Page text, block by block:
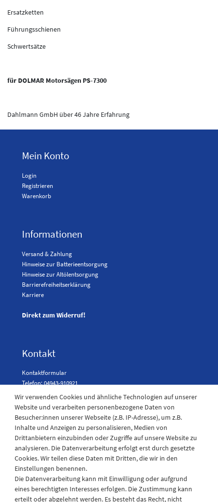
Ersatzketten
Führungsschienen
Schwertsätze
für DOLMAR Motorsägen PS-7300
Dahlmann GmbH über 46 Jahre Erfahrung
Mein Konto
Login
Registrieren
Warenkorb
Informationen
Versand & Zahlung
Hinweise zur Batterieentsorgung
Hinweise zur Altölentsorgung
Barrierefreiheitserklärung
Karriere
Direkt zum Widerruf!
Kontakt
Kontaktformular
Telefon: 04943-910921
Laden Öffnungszeiten
Montag - Freitag
08:30 - 12:30 und 13.00 - 17.30 Uhr
Samstags
08:30 bis 12:30 Uhr
Wir verwenden Cookies und ähnliche Technologien auf unserer
Website und verarbeiten personenbezogene Daten von
Besucher:innen unserer Webseite (z.B. IP-Adresse), um z.B.
Inhalte und Anzeigen zu personalisieren, Medien von
Drittanbietern einzubinden oder Zugriffe auf unsere Website zu
analysieren. Die Datenverarbeitung erfolgt erst durch gesetzte
Cookies. Wir teilen diese Daten mit Dritten, die wir in den
Einstellungen benennen.
Die Datenverarbeitung kann mit Einwilligung oder aufgrund
eines berechtigten Interesses erfolgen. Die Zustimmung kann
erteilt oder abgelehnt werden. Es besteht das Recht, nicht